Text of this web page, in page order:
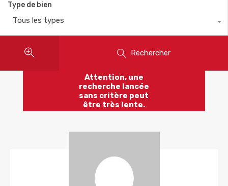
Type de bien
Tous les types
Rechercher
Attention, une
recherche lancée
sans critère peut
être très lente.